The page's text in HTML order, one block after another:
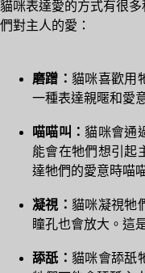
貓咪表達愛的方式有很
們對主人的愛：
磨蹭： 貓咪喜歡用
一種表達親暱和愛
喵喵叫： 貓咪會通
能會在牠們想引起
達牠們的愛意時喵
凝視： 貓咪凝視牠
瞳孔也會放大。這
舔舐： 貓咪會舔舐